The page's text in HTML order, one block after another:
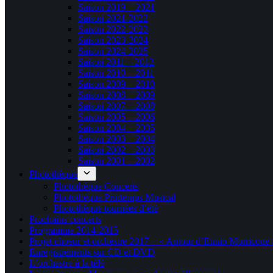
Saison 2019 – 2021
Saison 2021-2022
Saison 2022-2023
Saison 2023-2024
Saison 2024-2025
Saison 2011 – 2012
Saison 2010 – 2011
Saison 2009 – 2010
Saison 2008 – 2009
Saison 2007 – 2008
Saison 2005 – 2006
Saison 2004 – 2005
Saison 2003 – 2004
Saison 2002 – 2003
Saison 2001 – 2002
Photothèque
Photothèque Concerts
Photothèque Printemps Musical
Photothèque tournées d’été
Prochains concerts
Programme 2014-2015
Projet choeur et orchestre 2017 – « Autour d’Ennio Morricone
Enregistrements sur CD et DVD
L’orchestre à la télé